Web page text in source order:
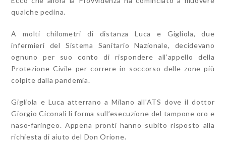
qualche pedina.
A molti chilometri di distanza Luca e Gigliola, due
infermieri del Sistema Sanitario Nazionale, decidevano
ognuno per suo conto di rispondere all’appello della
Protezione Civile per correre in soccorso delle zone più
colpite dalla pandemia.
Gigliola e Luca atterrano a Milano all’ATS dove il dottor
Giorgio Ciconali li forma sull’esecuzione del tampone oro e
naso-faringeo. Appena pronti hanno subito risposto alla
richiesta di aiuto del Don Orione.